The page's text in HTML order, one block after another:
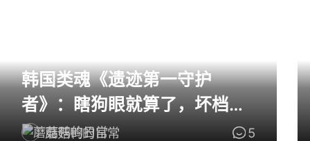
韩国类魂《遗迹第一守护
者》：瞎狗眼就算了，坏档算
怎么个事！
蘑菇鸭的日常 5